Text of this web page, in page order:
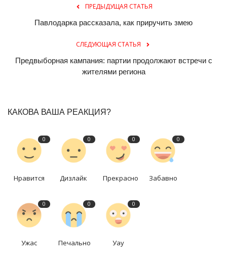
ПРЕДЫДУЩАЯ СТАТЬЯ
Павлодарка рассказала, как приручить змею
СЛЕДУЮЩАЯ СТАТЬЯ
Предвыборная кампания: партии продолжают встречи с
жителями региона
КАКОВА ВАША РЕАКЦИЯ?
0
Нравится
0
Дизлайк
0
Прекрасно
0
Забавно
0
Ужас
0
Печально
0
Уау